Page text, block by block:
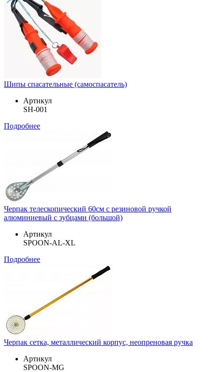
Шипы спасательные (самоспасатель)
Артикул
SH-001
Подробнее
Черпак телескопический 60см с резиновой ручкой
алюминиевый с зубцами (большой)
Артикул
SPOON-AL-XL
Подробнее
Черпак сетка, металлический корпус, неопреновая ручка
Артикул
SPOON-MG